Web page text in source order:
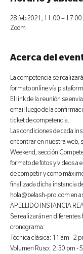
28 feb 2021, 11:00 – 17:00
Zoom
Acerca del
La competencia se
formato online vía
El link de la reunión se
email luego de la
ticket de competencia.
Las condiciones de cada
encontrar en nuestra web,
Weekend, sección
formato de fotos y videos a
de competir y como
finalizada dicha instancia
hola@belash-pro.com en
APELLIDO INSTANCIA
Se realizarán en diferentes
cronograma:
Técnica clásica: 11 am - 2
Volumen Ruso:  2:30 pm -